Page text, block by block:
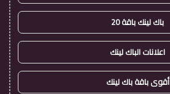
باك لينك باقة 20
اعلانات الباك لينك
أقوى باقة باك لينك